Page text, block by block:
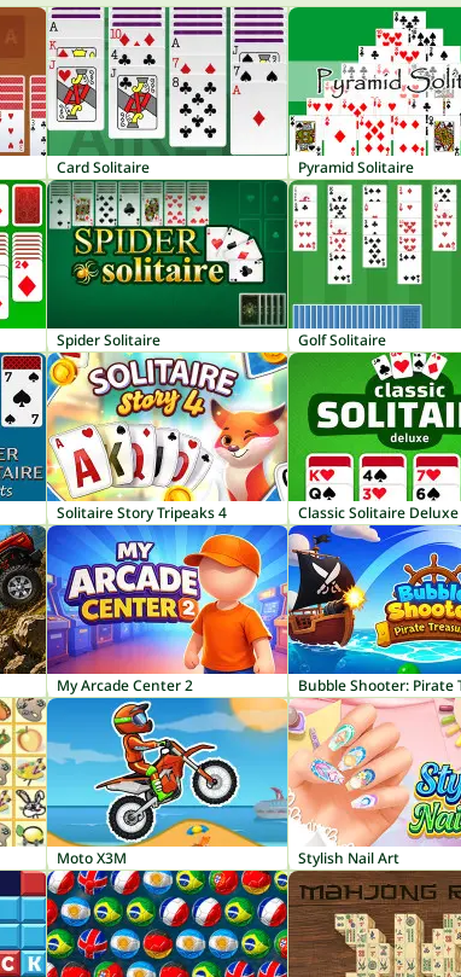
Card Solitaire Pyramid Solitaire
Spider Solitaire Golf Solitaire
Solitaire Story Tripeaks 4 Classic Solitaire Deluxe
My Arcade Center 2
Moto X3M Stylish Nail Art